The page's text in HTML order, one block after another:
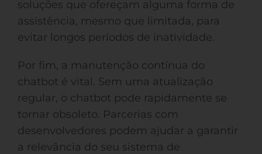
soluções que ofereçam alguma forma de
assistência, mesmo que limitada, para
evitar longos períodos de inatividade.
Por fim, a manutenção contínua do
chatbot é vital. Sem uma atualização
regular, o chatbot pode rapidamente se
tornar obsoleto. Parcerias com
desenvolvedores podem ajudar a garantir
a relevância do seu sistema de